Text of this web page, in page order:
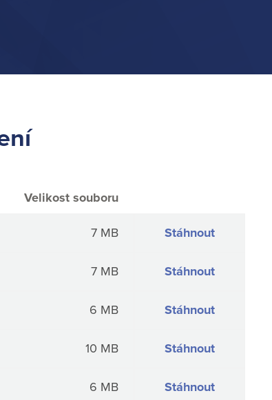
Velikost souboru
7 MB Stáhnout
7 MB Stáhnout
6 MB Stáhnout
10 MB Stáhnout
6 MB Stáhnout